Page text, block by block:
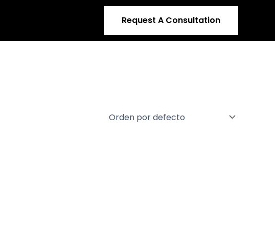
Request A Consultation